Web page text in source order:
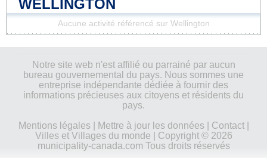
WELLINGTON
Aucune activité référencé sur Wellington
Notre site web n'est affilié ou parrainé par aucun
bureau gouvernemental du pays. Nous sommes une
entreprise indépendante dédiée à fournir des
informations précieuses aux citoyens et résidents du
pays.
Mentions légales| Mettre à jour les données| Contact|
Villes et Villages du monde | Copyright © 2026
municipality-canada.com Tous droits réservés